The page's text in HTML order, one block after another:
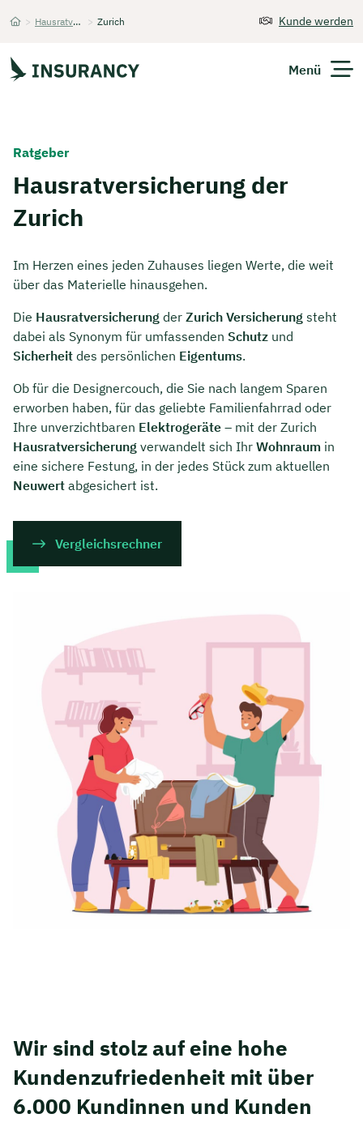
> Hausratversicherung > Zurich Kunde werden
Menü
Finanzen
Kontakt
Ratgeber
Hausratversicherung der
Zurich
Im Herzen eines jeden Zuhauses liegen Werte, die weit
über das Materielle hinausgehen.
Die Hausratversicherung der Zurich Versicherung steht
dabei als Synonym für umfassenden Schutz und
Sicherheit des persönlichen Eigentums.
Ob für die Designercouch, die Sie nach langem Sparen
erworben haben, für das geliebte Familienfahrrad oder
Ihre unverzichtbaren Elektrogeräte – mit der Zurich
Hausratversicherung verwandelt sich Ihr Wohnraum in
eine sichere Festung, in der jedes Stück zum aktuellen
Neuwert abgesichert ist.
Vergleichsrechner
Wir sind stolz auf eine hohe
Kunden­zufriedenheit mit über
6.000 Kundinnen und Kunden